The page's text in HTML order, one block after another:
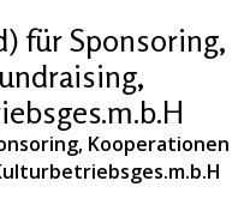
für Sponsoring,
Kooperationen